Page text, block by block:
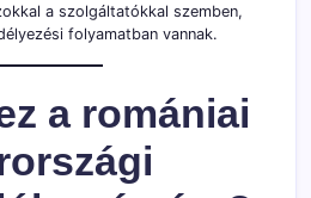
a szolgáltatókkal szemben,
folyamatban vannak.
a romániai